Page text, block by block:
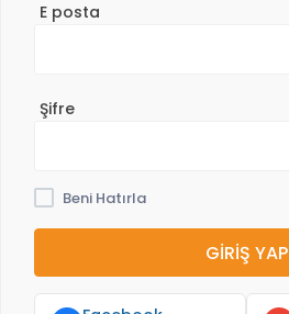
E posta
Şifre
Beni Hatırla
GIRIŞ YAP